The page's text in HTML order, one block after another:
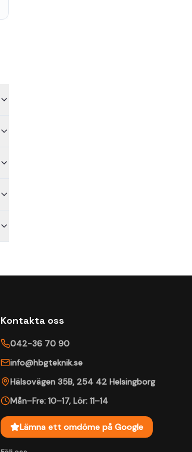
Kontakta oss
042-36 70 90
info@hbgteknik.se
Hälsovägen 35B, 254 42 Helsingborg
Mån–Fre: 10–17, Lör: 11–14
Lämna ett omdöme på Google